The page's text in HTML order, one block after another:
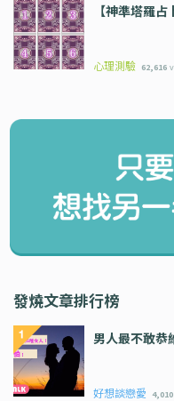
【神準塔羅
心理測驗 62,616
發燒文章排行榜
男人最不敢恭
好想談戀愛 4,010